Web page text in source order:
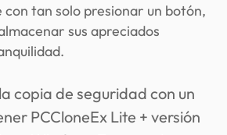
tan solo presionar un botón,
sus apreciados
copia de seguridad con un
PCCloneEx Lite + versión